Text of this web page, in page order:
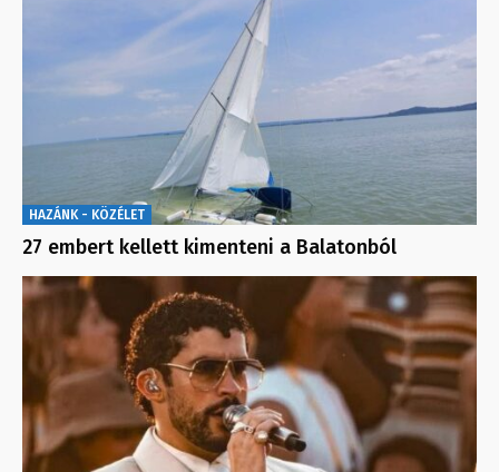
HAZÁNK - KÖZÉLET
27 embert kellett kimenteni a Balatonból